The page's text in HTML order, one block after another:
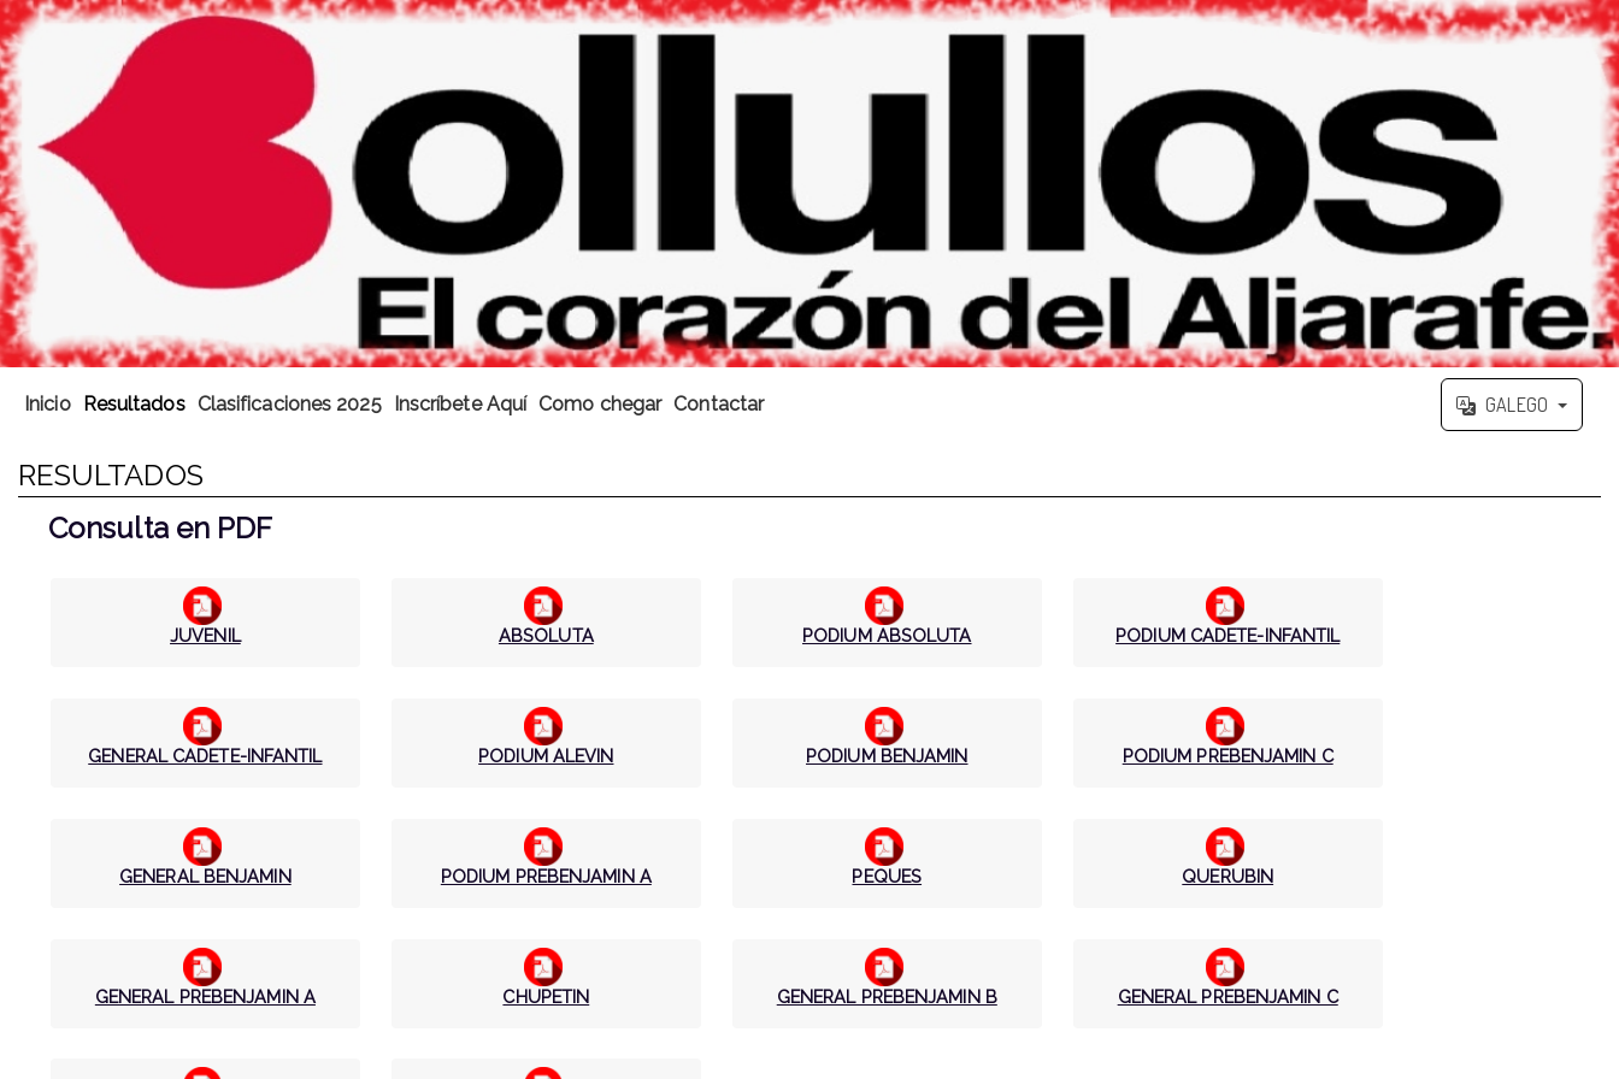
Inicio Resultados Clasificaciones 2025 Inscríbete Aquí Como chegar Contactar GALEGO
RESULTADOS
Consulta en PDF
JUVENIL ABSOLUTA PODIUM ABSOLUTA PODIUM CADETE-INFANTIL
GENERAL CADETE-INFANTIL PODIUM ALEVIN PODIUM BENJAMIN PODIUM PREBENJAMIN C
GENERAL BENJAMIN PODIUM PREBENJAMIN A PEQUES QUERUBIN
GENERAL PREBENJAMIN A CHUPETIN GENERAL PREBENJAMIN B GENERAL PREBENJAMIN C